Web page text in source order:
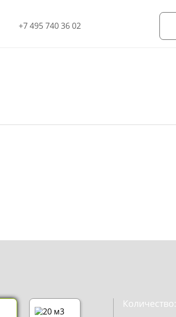
+7 495 740 36 02
Количество: